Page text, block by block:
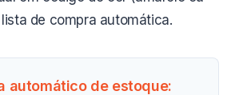
de compra automática.
automático de estoque: